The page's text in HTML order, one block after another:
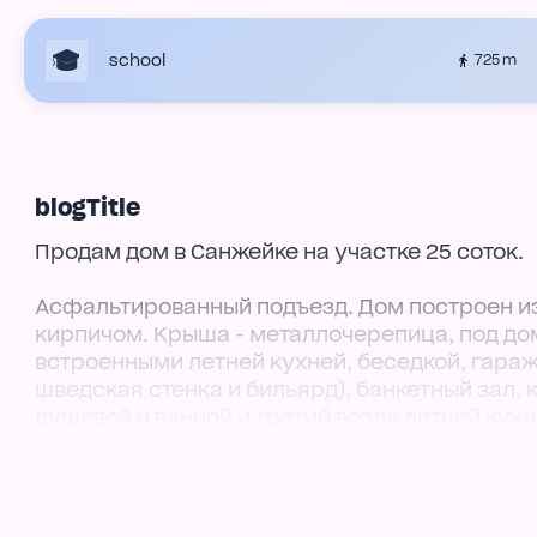
school 725 m
blogTitle
Продам дом в Санжейке на участке 25 соток.
Асфальтированный подъезд. Дом построен
кирпичом. Крыша - металлочерепица, под
встроенными летней кухней, беседкой,
шведская стенка и бильярд), банкетный зал,
Охранная сигнализация. Трехфазная
на 8 кубов. С другой стороны дома амбар,
8 кубов. Сад с фруктовыми деревьями на